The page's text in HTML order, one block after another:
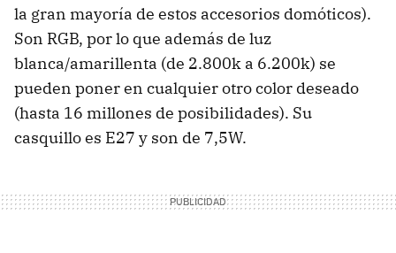
la gran mayoría de estos accesorios domóticos).
Son RGB, por lo que además de luz
blanca/amarillenta (de 2.800k a 6.200k) se
pueden poner en cualquier otro color deseado
(hasta 16 millones de posibilidades). Su
casquillo es E27 y son de 7,5W.